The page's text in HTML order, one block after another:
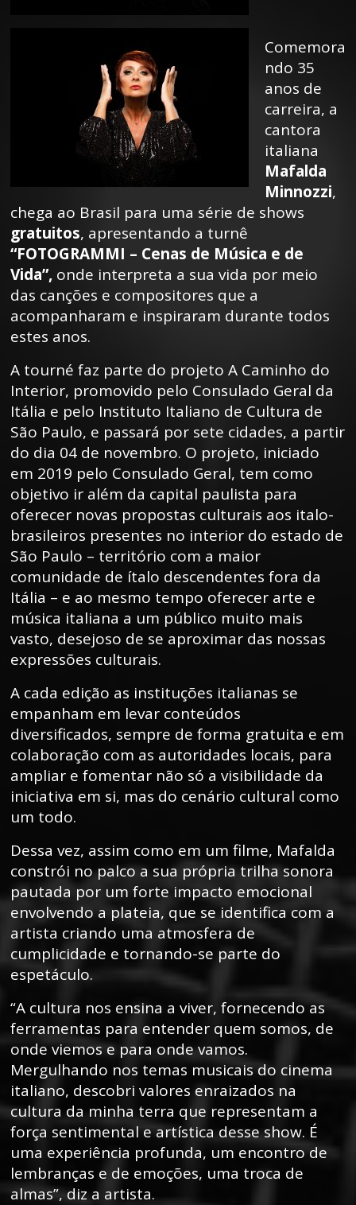
Comemora
ndo 35
anos de
carreira, a
cantora
italiana
Mafalda
Minnozzi,
chega ao Brasil para uma série de shows
gratuitos, apresentando a turnê
“FOTOGRAMMI – Cenas de Música e de
Vida”, onde interpreta a sua vida por meio
das canções e compositores que a
acompanharam e inspiraram durante todos
estes anos.
A tourné faz parte do projeto A Caminho do
Interior, promovido pelo Consulado Geral da
Itália e pelo Instituto Italiano de Cultura de
São Paulo, e passará por sete cidades, a partir
do dia 04 de novembro. O projeto, iniciado
em 2019 pelo Consulado Geral, tem como
objetivo ir além da capital paulista para
oferecer novas propostas culturais aos italo-
brasileiros presentes no interior do estado de
São Paulo – território com a maior
comunidade de ítalo descendentes fora da
Itália – e ao mesmo tempo oferecer arte e
música italiana a um público muito mais
vasto, desejoso de se aproximar das nossas
expressões culturais.
A cada edição as instituções italianas se
empanham em levar conteúdos
diversificados, sempre de forma gratuita e em
colaboração com as autoridades locais, para
ampliar e fomentar não só a visibilidade da
iniciativa em si, mas do cenário cultural como
um todo.
Dessa vez, assim como em um filme, Mafalda
constrói no palco a sua própria trilha sonora
pautada por um forte impacto emocional
envolvendo a plateia, que se identifica com a
artista criando uma atmosfera de
cumplicidade e tornando-se parte do
espetáculo.
“A cultura nos ensina a viver, fornecendo as
ferramentas para entender quem somos, de
onde viemos e para onde vamos.
Mergulhando nos temas musicais do cinema
italiano, descobri valores enraizados na
cultura da minha terra que representam a
força sentimental e artística desse show. É
uma experiência profunda, um encontro de
lembranças e de emoções, uma troca de
almas”, diz a artista.